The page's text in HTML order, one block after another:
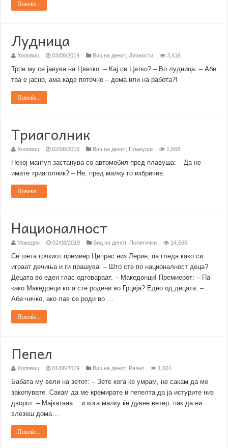
Повеќе...
Лудница
Холовиц 03/08/2019 Виц на денот, Личности 3,416
Трпе му се јавува на Цветко: – Кај си Цетко? – Во лудница. – Абе
тоа е јасно, ама каде поточно – дома или на работа?!
Повеќе...
Триаголник
Холовиц 02/08/2019 Виц на денот, Плавуши 1,668
Некој мангуп застанува со автомобил пред плавуша: – Да не
имате триаголник? – Не, пред малку го избричив.
Повеќе...
Националност
Македон 02/08/2019 Виц на денот, Политички 14,565
Се шета грчкиот премиер Ципрас низ Лерин, па гледа како си
играат дечиња и ги прашува: – Што сте по националност деца?
Децата во еден глас одговараат. – Македонци! Премиерот: – Па
како Македонци кога сте родени во Грција? Едно од децата: –
Абе чичко, aко лав се роди во …
Повеќе...
Пепел
Холовиц 01/08/2019 Виц на денот, Разно 1,501
Бабата му вели на зетот: – Зете кога ќе умрам, не сакам да ме
закопувате. Сакам да ме кремирате и пепелта да ја истурите низ
дворот. – Мајкатааа… и кога малку ќе дувне ветер, пак да ни
влезеш дома…
Повеќе...